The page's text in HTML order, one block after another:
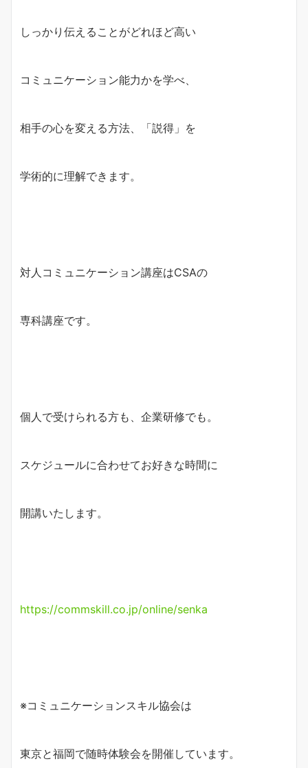
しっかり伝えることがどれほど高い
コミュニケーション能力かを学べ、
相手の心を変える方法、「説得」を
学術的に理解できます。
対人コミュニケーション講座はCSAの
専科講座です。
個人で受けられる方も、企業研修でも。
スケジュールに合わせてお好きな時間に
開講いたします。
https://commskill.co.jp/online/senka
※コミュニケーションスキル協会は
東京と福岡で随時体験会を開催しています。